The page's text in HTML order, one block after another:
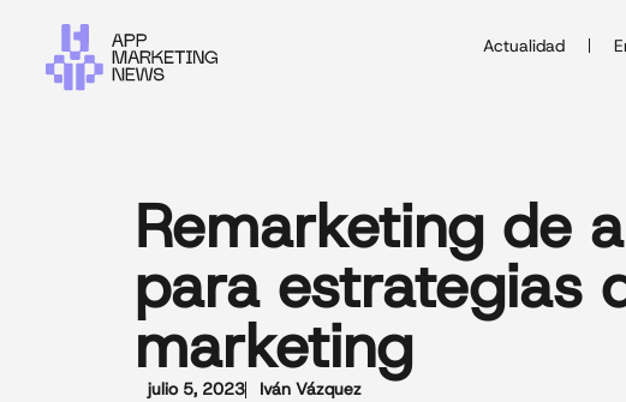
Actualidad
Remarketing de
para estrategias
marketing
julio 5, 2023 Iván Vázquez